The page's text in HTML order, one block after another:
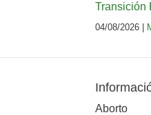
Transición
04/08/2026 |
Aborto